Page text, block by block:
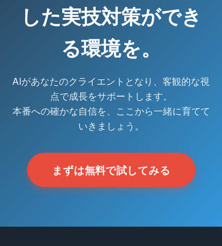
した実技対策ができ
る環境を。
AIがあなたのクライエントとなり、客観的な視
点で成長をサポートします。
本番への確かな自信を、ここから一緒に育てて
いきましょう。
まずは無料で試してみる